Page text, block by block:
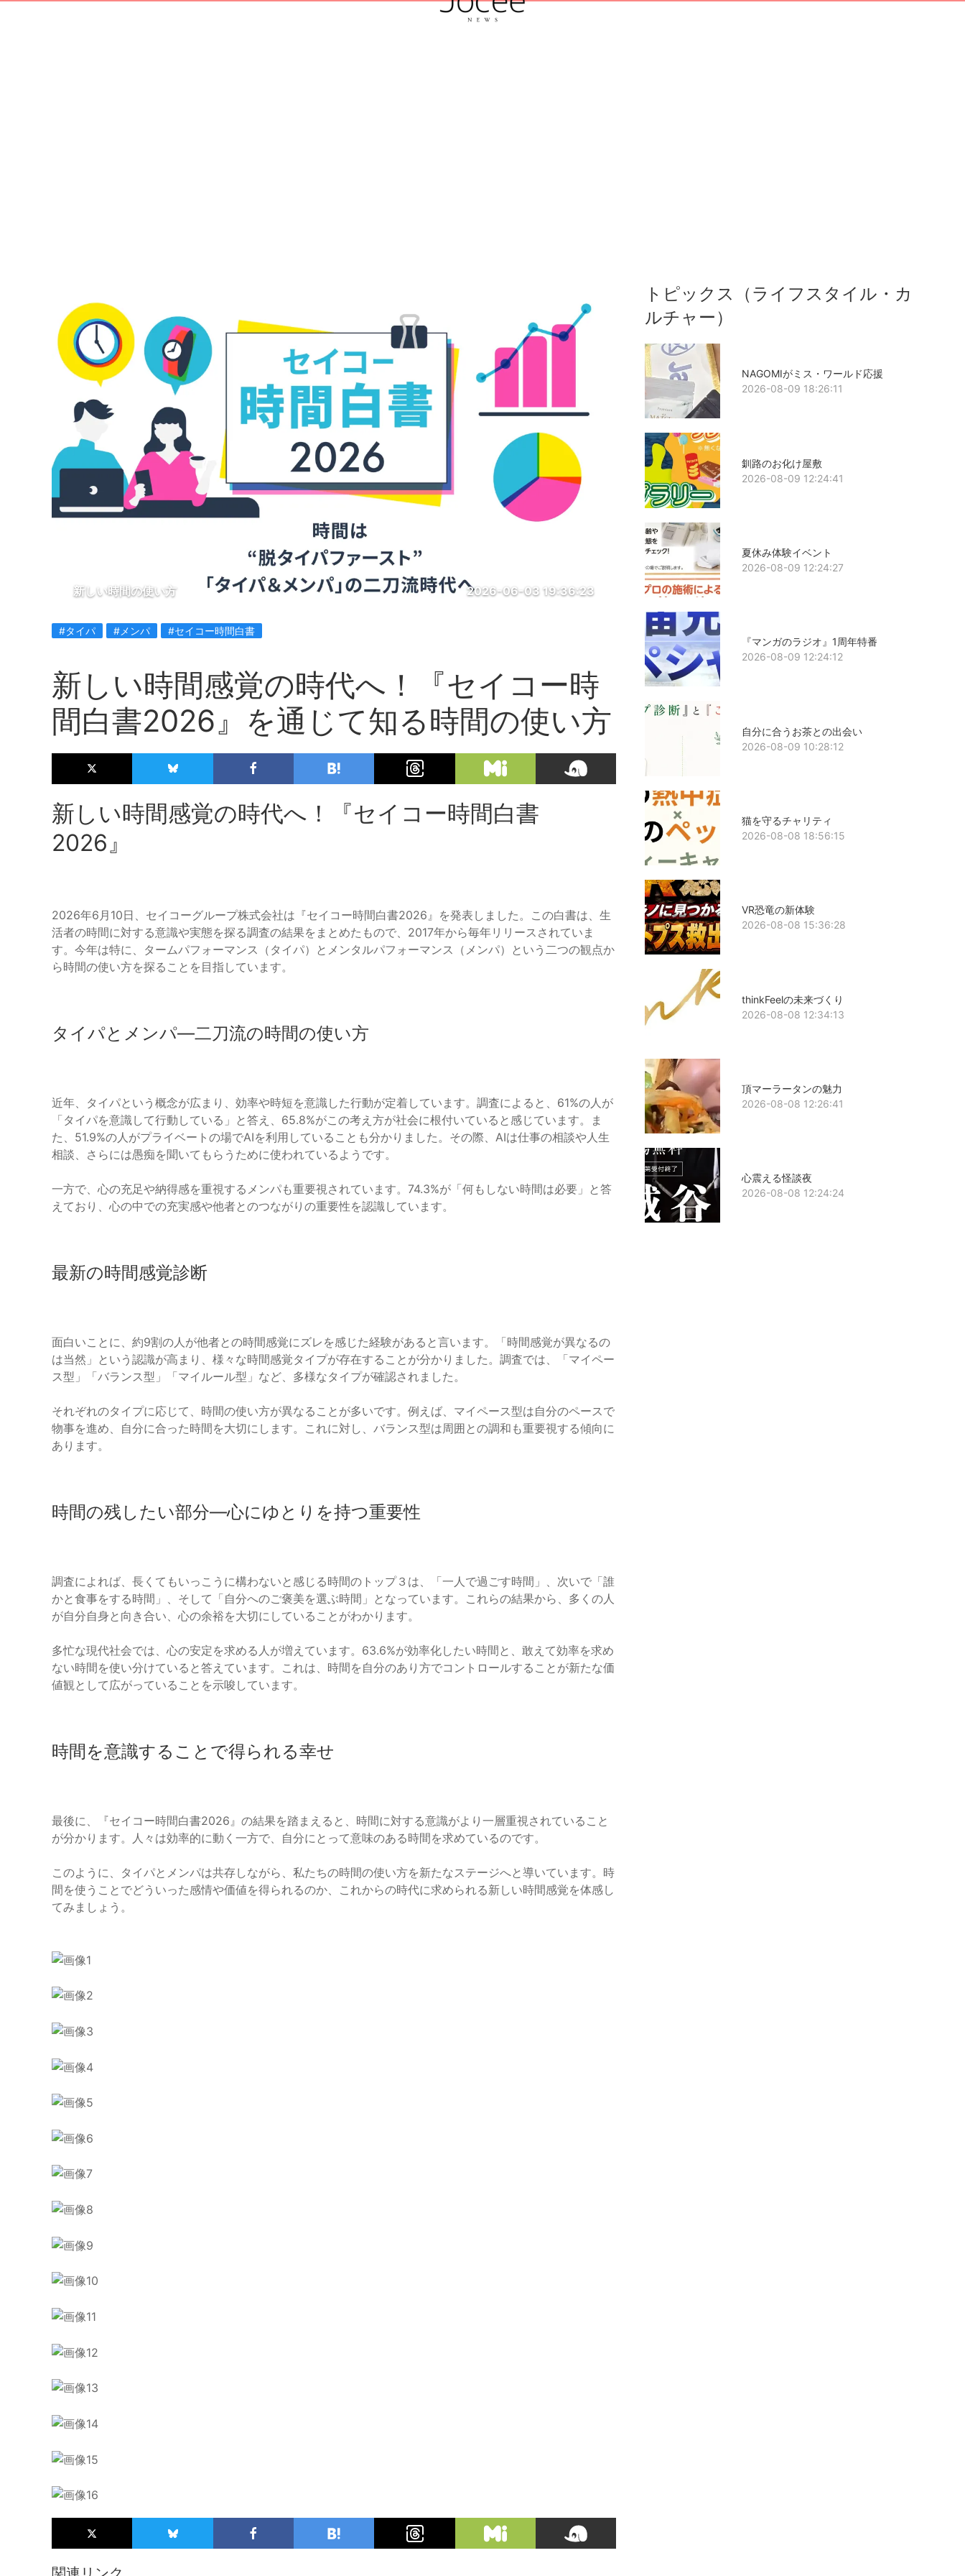
新しい時間の使い方 2026-06-03 19:36:23
#タイパ #メンパ #セイコー時間白書
新しい時間感覚の時代へ！『セイコー時
間白書2026』を通じて知る時間の使い方
新しい時間感覚の時代へ！『セイコー時間白書
2026』
2026年6月10日、セイコーグループ株式会社は『セイコー時間白書2026』を発表しました。この白書は、生
活者の時間に対する意識や実態を探る調査の結果をまとめたもので、2017年から毎年リリースされていま
す。今年は特に、タームパフォーマンス（タイパ）とメンタルパフォーマンス（メンパ）という二つの観点か
ら時間の使い方を探ることを目指しています。
タイパとメンパ—二刀流の時間の使い方
近年、タイパという概念が広まり、効率や時短を意識した行動が定着しています。調査によると、61%の人が
「タイパを意識して行動している」と答え、65.8%がこの考え方が社会に根付いていると感じています。ま
た、51.9%の人がプライベートの場でAIを利用していることも分かりました。その際、AIは仕事の相談や人生
相談、さらには愚痴を聞いてもらうために使われているようです。
一方で、心の充足や納得感を重視するメンパも重要視されています。74.3%が「何もしない時間は必要」と答
えており、心の中での充実感や他者とのつながりの重要性を認識しています。
最新の時間感覚診断
面白いことに、約9割の人が他者との時間感覚にズレを感じた経験があると言います。「時間感覚が異なるの
は当然」という認識が高まり、様々な時間感覚タイプが存在することが分かりました。調査では、「マイペー
ス型」「バランス型」「マイルール型」など、多様なタイプが確認されました。
それぞれのタイプに応じて、時間の使い方が異なることが多いです。例えば、マイペース型は自分のペースで
物事を進め、自分に合った時間を大切にします。これに対し、バランス型は周囲との調和も重要視する傾向に
あります。
時間の残したい部分—心にゆとりを持つ重要性
調査によれば、長くてもいっこうに構わないと感じる時間のトップ３は、「一人で過ごす時間」、次いで「誰
かと食事をする時間」、そして「自分へのご褒美を選ぶ時間」となっています。これらの結果から、多くの人
が自分自身と向き合い、心の余裕を大切にしていることがわかります。
多忙な現代社会では、心の安定を求める人が増えています。63.6%が効率化したい時間と、敢えて効率を求め
ない時間を使い分けていると答えています。これは、時間を自分のあり方でコントロールすることが新たな価
値観として広がっていることを示唆しています。
時間を意識することで得られる幸せ
最後に、『セイコー時間白書2026』の結果を踏まえると、時間に対する意識がより一層重視されていること
が分かります。人々は効率的に動く一方で、自分にとって意味のある時間を求めているのです。
このように、タイパとメンパは共存しながら、私たちの時間の使い方を新たなステージへと導いています。時
間を使うことでどういった感情や価値を得られるのか、これからの時代に求められる新しい時間感覚を体感し
てみましょう。
トピックス（ライフスタイル・カ
ルチャー）
NAGOMIがミス・ワールド応援
2026-08-09 18:26:11
釧路のお化け屋敷
2026-08-09 12:24:41
夏休み体験イベント
2026-08-09 12:24:27
『マンガのラジオ』1周年特番
2026-08-09 12:24:12
自分に合うお茶との出会い
2026-08-09 10:28:12
猫を守るチャリティ
2026-08-08 18:56:15
VR恐竜の新体験
2026-08-08 15:36:28
thinkFeelの未来づくり
2026-08-08 12:34:13
頂マーラータンの魅力
2026-08-08 12:26:41
心震える怪談夜
2026-08-08 12:24:24